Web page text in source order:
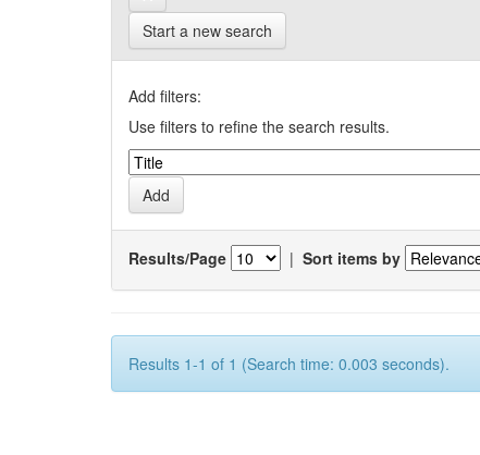
Start a new search
Add filters:
Use filters to refine the search results.
Results/Page | Sort items by
Results 1-1 of 1 (Search time: 0.003 seconds).